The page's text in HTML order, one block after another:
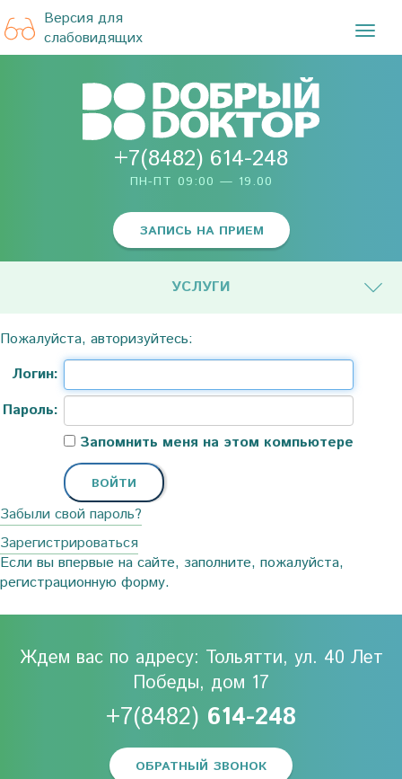
Версия для
слабовидящих
+7(8482) 614-248
ПН-ПТ 09:00 — 19.00
ЗАПИСЬ НА ПРИЕМ
УСЛУГИ
Пожалуйста, авторизуйтесь:
Логин:
Пароль:
Запомнить меня на этом компьютере
Забыли свой пароль?
Зарегистрироваться
Если вы впервые на сайте, заполните, пожалуйста,
регистрационную форму.
Ждем вас по адресу: Тольятти, ул. 40 Лет
Победы, дом 17
+7(8482) 614-248
ОБРАТНЫЙ ЗВОНОК